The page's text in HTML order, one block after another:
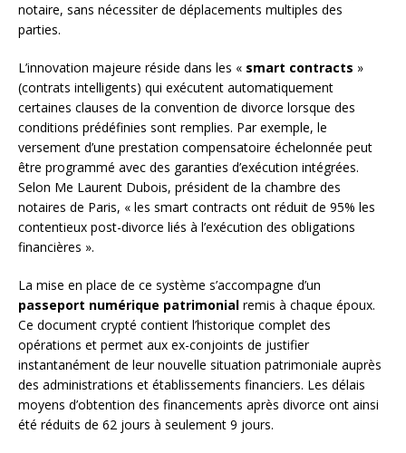
notaire, sans nécessiter de déplacements multiples des
parties.
L’innovation majeure réside dans les « smart contracts »
(contrats intelligents) qui exécutent automatiquement
certaines clauses de la convention de divorce lorsque des
conditions prédéfinies sont remplies. Par exemple, le
versement d’une prestation compensatoire échelonnée peut
être programmé avec des garanties d’exécution intégrées.
Selon Me Laurent Dubois, président de la chambre des
notaires de Paris, « les smart contracts ont réduit de 95% les
contentieux post-divorce liés à l’exécution des obligations
financières ».
La mise en place de ce système s’accompagne d’un
passeport numérique patrimonial remis à chaque époux.
Ce document crypté contient l’historique complet des
opérations et permet aux ex-conjoints de justifier
instantanément de leur nouvelle situation patrimoniale auprès
des administrations et établissements financiers. Les délais
moyens d’obtention des financements après divorce ont ainsi
été réduits de 62 jours à seulement 9 jours.